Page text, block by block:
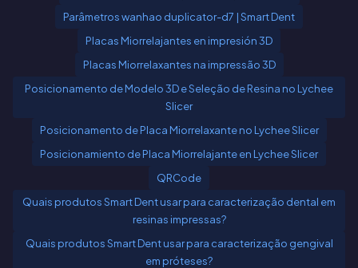
Parâmetros wanhao duplicator-d7 | Smart Dent
Placas Miorrelajantes en impresión 3D
Placas Miorrelaxantes na impressão 3D
Posicionamento de Modelo 3D e Seleção de Resina no Lychee
Slicer
Posicionamento de Placa Miorrelaxante no Lychee Slicer
Posicionamiento de Placa Miorrelajante en Lychee Slicer
QRCode
Quais produtos Smart Dent usar para caracterização dental em
resinas impressas?
Quais produtos Smart Dent usar para caracterização gengival
em próteses?